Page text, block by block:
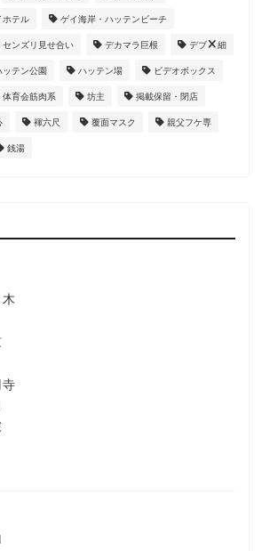
ホテル ゲイ海岸・ハッテンビーチ
センズリ見せ合い デカマラ巨根 デブ 細
ッテン公園 ハッテン場 ビデオボックス
体育会筋肉系 坊主 掲載保留・閉店
褌六尺 覆面マスク 親父フケ専
銭湯